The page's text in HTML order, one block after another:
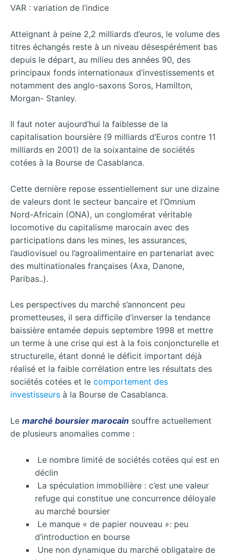
VAR : variation de l’indice
Atteignant à peine 2,2 milliards d’euros, le volume des
titres échangés reste à un niveau désespérément bas
depuis le départ, au milieu des années 90, des
principaux fonds internationaux d’investissements et
notamment des anglo-saxons Soros, Hamilton,
Morgan- Stanley.
Il faut noter aujourd’hui la faiblesse de la
capitalisation boursière (9 milliards d’Euros contre 11
milliards en 2001) de la soixantaine de sociétés
cotées à la Bourse de Casablanca.
Cette dernière repose essentiellement sur une dizaine
de valeurs dont le secteur bancaire et l’Omnium
Nord-Africain (ONA), un conglomérat véritable
locomotive du capitalisme marocain avec des
participations dans les mines, les assurances,
l’audiovisuel ou l’agroalimentaire en partenariat avec
des multinationales françaises (Axa, Danone,
Paribas..).
Les perspectives du marché s’annoncent peu
prometteuses, il sera difficile d’inverser la tendance
baissière entamée depuis septembre 1998 et mettre
un terme à une crise qui est à la fois conjoncturelle et
structurelle, étant donné le déficit important déjà
réalisé et la faible corrélation entre les résultats des
sociétés cotées et le comportement des
investisseurs à la Bourse de Casablanca.
Le marché boursier marocain souffre actuellement
de plusieurs anomalies comme :
Le nombre limité de sociétés cotées qui est en
déclin
La spéculation immobilière : c’est une valeur
refuge qui constitue une concurrence déloyale
au marché boursier
Le manque « de papier nouveau »: peu
d’introduction en bourse
Une non dynamique du marché obligataire de